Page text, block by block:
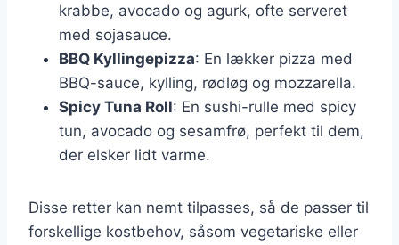
krabbe, avocado og agurk, ofte serveret
med sojasauce.
BBQ Kyllingepizza: En lækker pizza med
BBQ-sauce, kylling, rødløg og mozzarella.
Spicy Tuna Roll: En sushi-rulle med spicy
tun, avocado og sesamfrø, perfekt til dem,
der elsker lidt varme.
Disse retter kan nemt tilpasses, så de passer til
forskellige kostbehov, såsom vegetariske eller